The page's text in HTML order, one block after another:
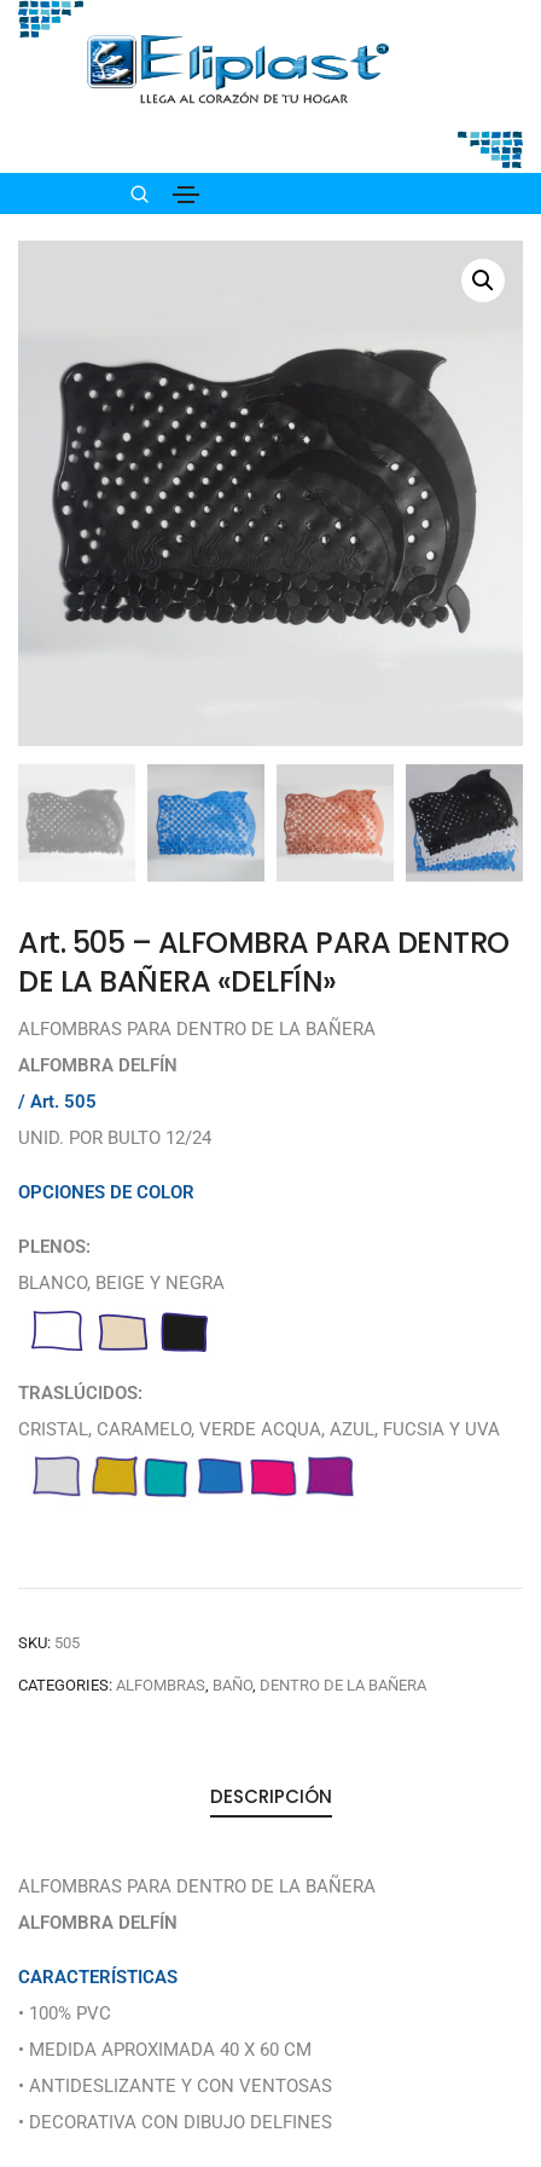
Art. 505 – ALFOMBRA PARA DENTRO
DE LA BAÑERA «DELFÍN»
ALFOMBRAS PARA DENTRO DE LA BAÑERA
ALFOMBRA DELFÍN
/ Art. 505
UNID. POR BULTO 12/24
OPCIONES DE COLOR
PLENOS:
BLANCO, BEIGE Y NEGRA
TRASLÚCIDOS:
CRISTAL, CARAMELO, VERDE ACQUA, AZUL, FUCSIA Y UVA
SKU: 505
CATEGORIES: ALFOMBRAS, BAÑO, DENTRO DE LA BAÑERA
DESCRIPCIÓN
ALFOMBRAS PARA DENTRO DE LA BAÑERA
ALFOMBRA DELFÍN
CARACTERÍSTICAS
• 100% PVC
• MEDIDA APROXIMADA 40 X 60 CM
• ANTIDESLIZANTE Y CON VENTOSAS
• DECORATIVA CON DIBUJO DELFINES